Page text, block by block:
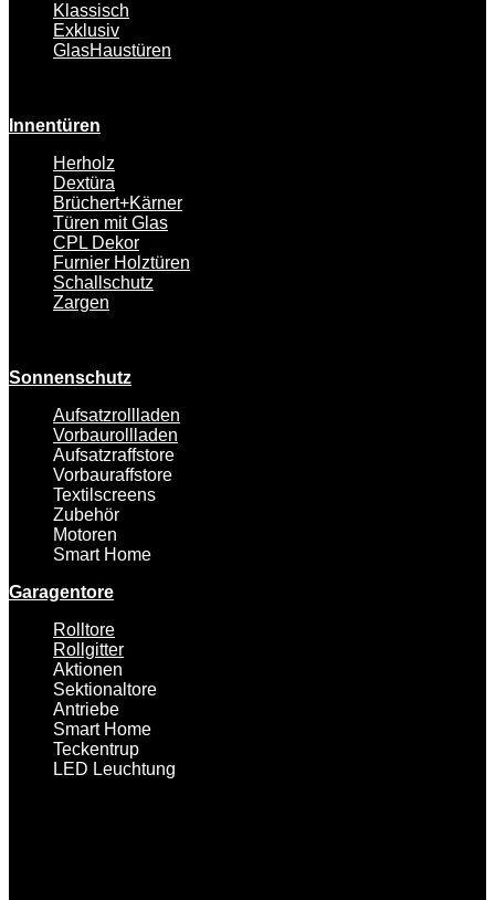
Klassisch
Exklusiv
GlasHaustüren
Innentüren
Herholz
Dextüra
Brüchert+Kärner
Türen mit Glas
CPL Dekor
Furnier Holztüren
Schallschutz
Zargen
Sonnenschutz
Aufsatzrollladen
Vorbaurollladen
Aufsatzraffstore
Vorbauraffstore
Textilscreens
Zubehör
Motoren
Smart Home
Garagentore
Rolltore
Rollgitter
Aktionen
Sektionaltore
Antriebe
Smart Home
Teckentrup
LED Leuchtung